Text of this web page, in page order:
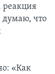
реакция
думаю, что
«Как